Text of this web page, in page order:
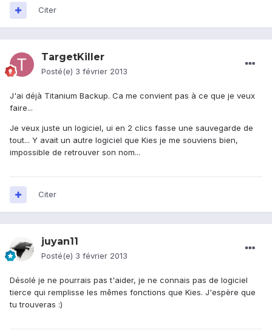
Citer
TargetKiller
Posté(e) 3 février 2013
J'ai déjà Titanium Backup. Ca me convient pas à ce que je veux
faire...
Je veux juste un logiciel, ui en 2 clics fasse une sauvegarde de
tout... Y avait un autre logiciel que Kies je me souviens bien,
impossible de retrouver son nom...
Citer
juyan11
Posté(e) 3 février 2013
Désolé je ne pourrais pas t'aider, je ne connais pas de logiciel
tierce qui remplisse les mêmes fonctions que Kies. J'espère que
tu trouveras :)